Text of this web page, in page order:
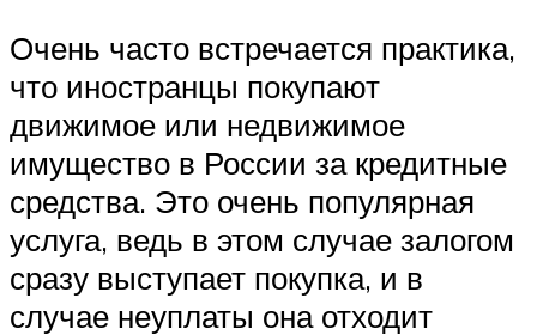
Очень часто встречается практика,
что иностранцы покупают
движимое или недвижимое
имущество в России за кредитные
средства. Это очень популярная
услуга, ведь в этом случае залогом
сразу выступает покупка, и в
случае неуплаты она отходит